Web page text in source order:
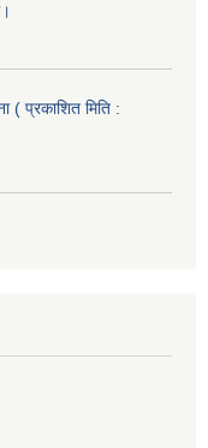
( प्रकाशित मिति :